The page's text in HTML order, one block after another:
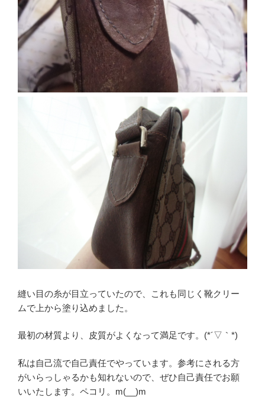
縫い目の糸が目立っていたので、これも同じく靴クリー
ムで上から塗り込めました。
最初の材質より、皮質がよくなって満足です。(*´▽｀*)
私は自己流で自己責任でやっています。参考にされる方
がいらっしゃるかも知れないので、ぜひ自己責任でお願
いいたします。ペコリ。m(__)m